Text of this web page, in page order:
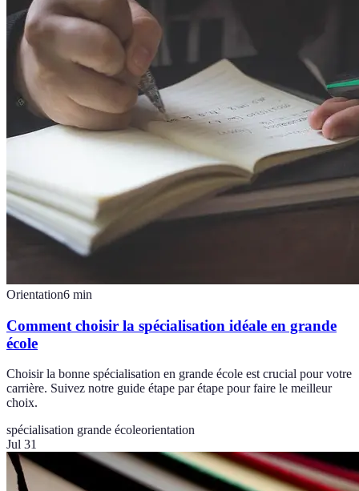
Orientation6 min
Comment choisir la spécialisation idéale en grande
école
Choisir la bonne spécialisation en grande école est crucial pour votre
carrière. Suivez notre guide étape par étape pour faire le meilleur
choix.
spécialisation grande écoleorientation
Jul 31